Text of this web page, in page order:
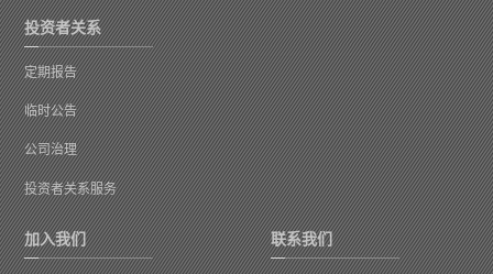
投资者关系
定期报告
临时公告
公司治理
投资者关系服务
加入我们 联系我们